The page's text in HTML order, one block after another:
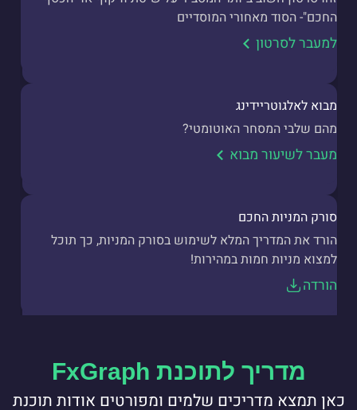
החכם"- הסוד מאחורי המוסדיים
למעבר לסרטון
מבוא לאלגוטריידינג
מהם שלבי המסחר האוטומטי?
מעבר לשיעור מבוא
סורק המניות החכם
הורד את המדריך המלא לשימוש בסורק המניות, כך תוכל
למצוא מניות חמות במהירות!
הורדה
מדריך לתוכנת FxGraph
כאן תמצא מדריכים שלמים ומפורטים אודות תוכנת